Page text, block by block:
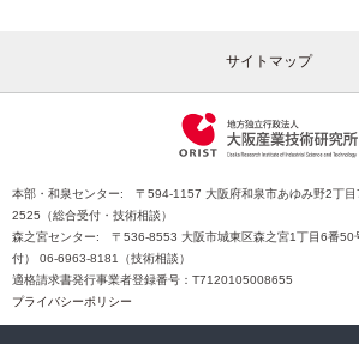
サイトマップ
本部・和泉センター: 〒594-1157 大阪府和泉市あゆみ野2丁
2525（総合受付・技術相談）
森之宮センター: 〒536-8553 大阪市城東区森之宮1丁目6番50
付） 06-6963-8181（技術相談）
適格請求書発行事業者登録番号：T7120105008655
プライバシーポリシー